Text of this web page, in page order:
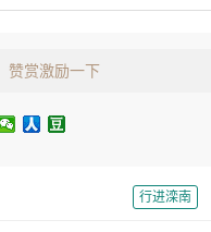
赞赏激励一下
行进滦南